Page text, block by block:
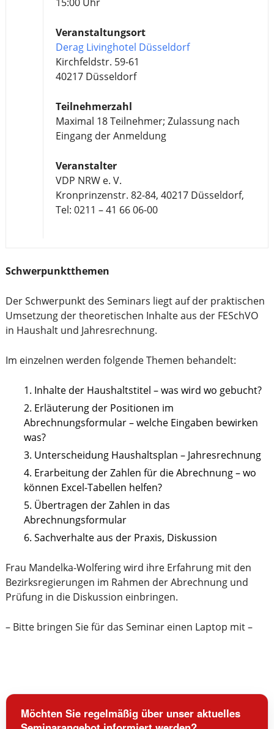
Veranstaltungsort
Derag Livinghotel Düsseldorf
Kirchfeldstr. 59-61
40217 Düsseldorf
Teilnehmerzahl
Maximal 18 Teilnehmer; Zulassung nach
Eingang der Anmeldung
Veranstalter
VDP NRW e. V.
Kronprinzenstr. 82-84, 40217 Düsseldorf,
Tel: 0211 – 41 66 06-00
Schwerpunktthemen
Der Schwerpunkt des Seminars liegt auf der praktischen
Umsetzung der theoretischen Inhalte aus der FESchVO
in Haushalt und Jahresrechnung.
Im einzelnen werden folgende Themen behandelt:
Inhalte der Haushaltstitel – was wird wo gebucht?
Erläuterung der Positionen im
Abrechnungsformular – welche Eingaben bewirken
was?
Unterscheidung Haushaltsplan – Jahresrechnung
Erarbeitung der Zahlen für die Abrechnung – wo
können Excel-Tabellen helfen?
Übertragen der Zahlen in das
Abrechnungsformular
Sachverhalte aus der Praxis, Diskussion
Frau Mandelka-Wolfering wird ihre Erfahrung mit den
Bezirksregierungen im Rahmen der Abrechnung und
Prüfung in die Diskussion einbringen.
– Bitte bringen Sie für das Seminar einen Laptop mit –
Möchten Sie regelmäßig über unser aktuelles